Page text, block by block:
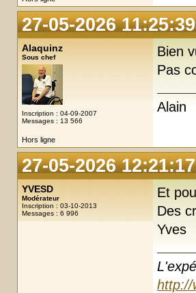
27-05-2026 11:25:39
Alaquinz
Sous chef
Inscription : 04-09-2007
Messages : 13 566
Bien
Pas
Alain
Hors ligne
27-05-2026 12:21:17
YVESD
Modérateur
Inscription : 03-10-2013
Messages : 6 996
Et
Des
Yves
http://